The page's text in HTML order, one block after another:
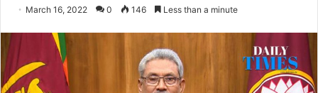
March 16, 2022 0 146 Less than a minute